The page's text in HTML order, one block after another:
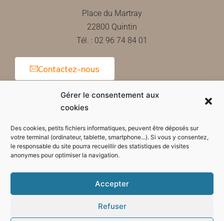
Gérer le consentement aux
cookies
Des cookies, petits fichiers informatiques, peuvent être déposés sur
votre terminal (ordinateur, tablette, smartphone...). Si vous y consentez,
le responsable du site pourra recueillir des statistiques de visites
anonymes pour optimiser la navigation.
Accepter
Refuser
Place du Martray
22800 Quintin
Tél. : 02 96 74 84 01
Contactez-nous
Horaires d'ouverture de la mairie